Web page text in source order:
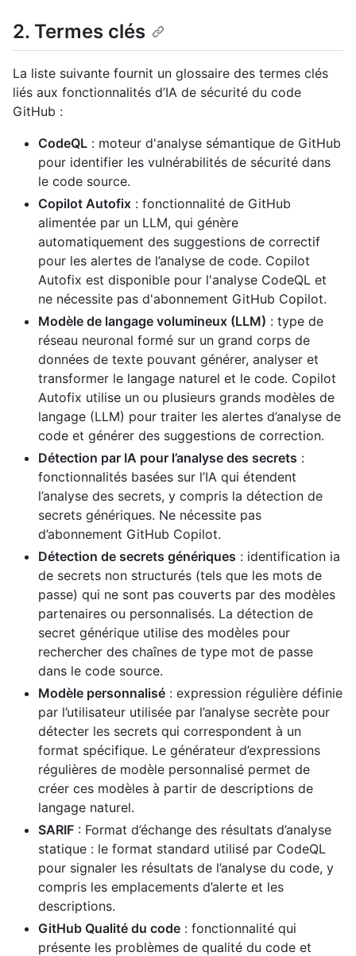
2. Termes clés
La liste suivante fournit un glossaire des termes clés
liés aux fonctionnalités d’IA de sécurité du code
GitHub :
CodeQL : moteur d'analyse sémantique de GitHub
pour identifier les vulnérabilités de sécurité dans
le code source.
Copilot Autofix : fonctionnalité de GitHub
alimentée par un LLM, qui génère
automatiquement des suggestions de correctif
pour les alertes de l’analyse de code. Copilot
Autofix est disponible pour l'analyse CodeQL et
ne nécessite pas d'abonnement GitHub Copilot.
Modèle de langage volumineux (LLM) : type de
réseau neuronal formé sur un grand corps de
données de texte pouvant générer, analyser et
transformer le langage naturel et le code. Copilot
Autofix utilise un ou plusieurs grands modèles de
langage (LLM) pour traiter les alertes d’analyse de
code et générer des suggestions de correction.
Détection par IA pour l’analyse des secrets :
fonctionnalités basées sur l’IA qui étendent
l’analyse des secrets, y compris la détection de
secrets génériques. Ne nécessite pas
d’abonnement GitHub Copilot.
Détection de secrets génériques : identification ia
de secrets non structurés (tels que les mots de
passe) qui ne sont pas couverts par des modèles
partenaires ou personnalisés. La détection de
secret générique utilise des modèles pour
rechercher des chaînes de type mot de passe
dans le code source.
Modèle personnalisé : expression régulière définie
par l’utilisateur utilisée par l’analyse secrète pour
détecter les secrets qui correspondent à un
format spécifique. Le générateur d’expressions
régulières de modèle personnalisé permet de
créer ces modèles à partir de descriptions de
langage naturel.
SARIF : Format d’échange des résultats d’analyse
statique : le format standard utilisé par CodeQL
pour signaler les résultats de l’analyse du code, y
compris les emplacements d’alerte et les
descriptions.
GitHub Qualité du code : fonctionnalité qui
présente les problèmes de qualité du code et